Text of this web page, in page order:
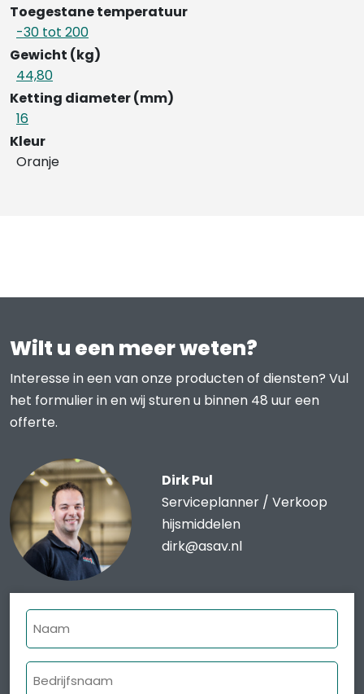
Toegestane temperatuur
-30 tot 200
Gewicht (kg)
44,80
Ketting diameter (mm)
16
Kleur
Oranje
Wilt u een meer weten?
Interesse in een van onze producten of diensten? Vul
het formulier in en wij sturen u binnen 48 uur een
offerte.
Dirk Pul
Serviceplanner / Verkoop
hijsmiddelen
dirk@asav.nl
Naam
Bedrijfsnaam